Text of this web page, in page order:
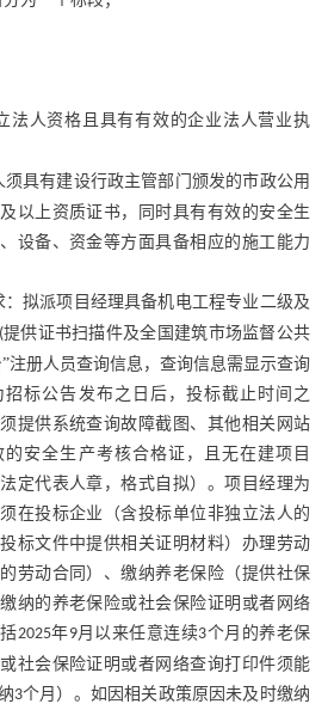
法人资格且具有有效的企业法人营业执
具有建设行政主管部门颁发的市政公用
以上资质证书，同时具有有效的安全生
设备、资金等方面具备相应的施工能力
拟派项目经理具备机电工程专业二级及
(提供证书扫描件及全国建筑市场监督公共
注册人员查询信息，查询信息需显示查询
招标公告发布之日后，投标截止时间之
提供系统查询故障截图、其他相关网站
安全生产考核合格证，且无在建项目
定代表人章，格式自拟）。项目经理为
在投标企业（含投标单位非独立法人的
标文件中提供相关证明材料）办理劳动
劳动合同）、缴纳养老保险（提供社保
纳的养老保险或社会保险证明或者网络
2025年9月以来任意连续3个月的养老保
社会保险证明或者网络查询打印件须能
3个月）。如因相关政策原因未及时缴纳